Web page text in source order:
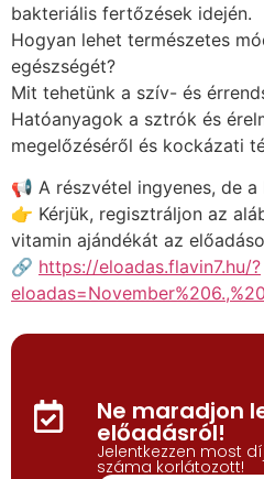
bakteriális fertőzések idején.
Hogyan lehet természetes
egészségét?
Mit tehetünk a szív- és
Hatóanyagok a sztrók és
megelőzéséről és kockázati
📢 A részvétel ingyenes, de
👉 Kérjük, regisztráljon az
vitamin ajándékát az
🔗 https://eloadas.flavin7.hu/?
Ne maradjon
előadásról!
Jelentkezzen most
száma korlátozott!